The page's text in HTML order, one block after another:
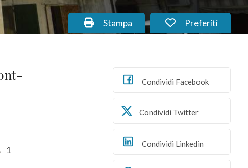
1
Preferiti: Cod.
Preferiti
Stampa: Cod. AN_34.6
Stampa
Condividi Facebook
Condividi Twitter
Condividi Linkedin